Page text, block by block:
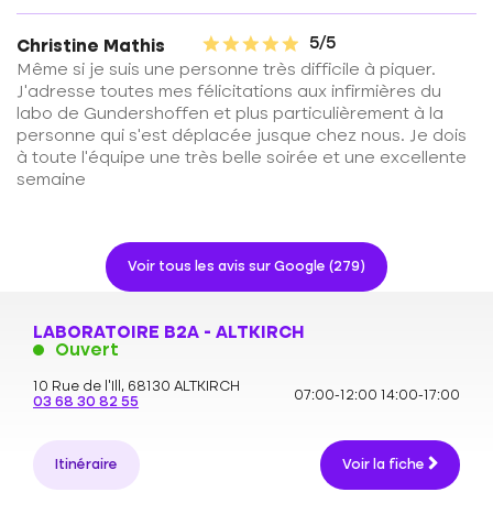
Christine Mathis
5/5
Même si je suis une personne très difficile à piquer.
J'adresse toutes mes félicitations aux infirmières du
labo de Gundershoffen et plus particulièrement à la
personne qui s'est déplacée jusque chez nous. Je dois
à toute l'équipe une très belle soirée et une excellente
semaine
Voir tous les avis sur Google (279)
LABORATOIRE B2A - ALTKIRCH
Ouvert
10 Rue de l'Ill, 68130 ALTKIRCH
03 68 30 82 55
07:00-12:00 14:00-17:00
Itinéraire Voir la fiche